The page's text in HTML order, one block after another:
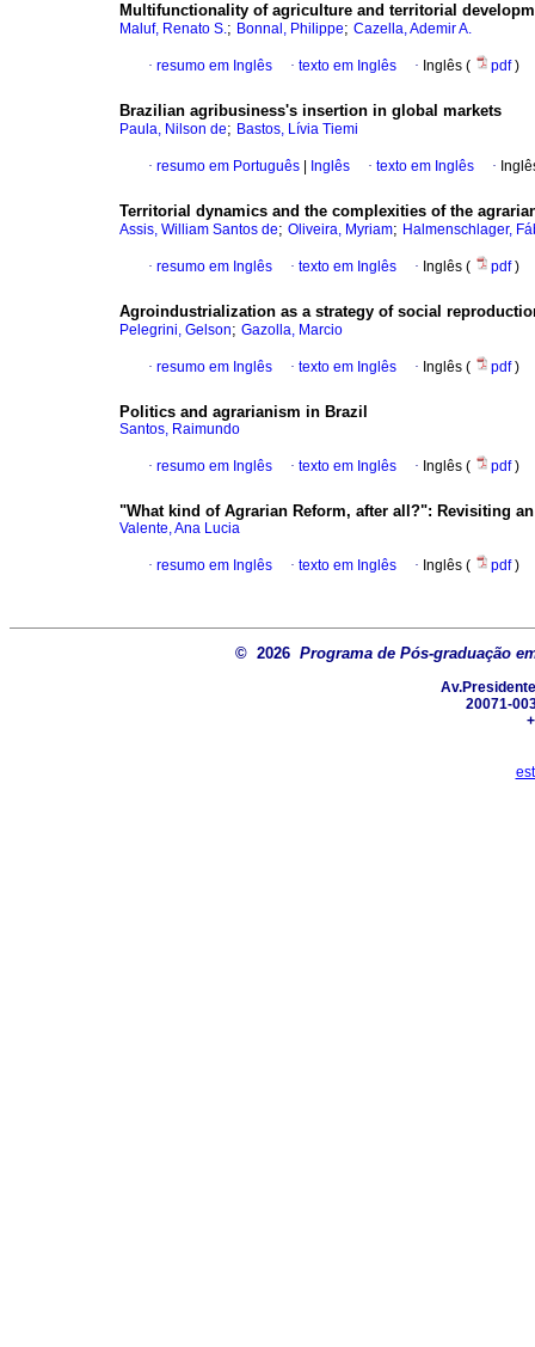
Multifunctionality of agriculture and territorial
Maluf, Renato S.; Bonnal, Philippe; Cazella, Ademir A.
· resumo em Inglês · texto em Inglês · Inglês ( pdf)
Brazilian agribusiness's insertion in global markets
Paula, Nilson de; Bastos, Lívia Tiemi
· resumo em Português Inglês · texto em Inglês ·
Territorial dynamics and the complexities of the
Assis, William Santos de; Oliveira, Myriam; Halmenschlager,
· resumo em Inglês · texto em Inglês · Inglês ( pdf)
Agroindustrialization as a strategy of social
Pelegrini, Gelson; Gazolla, Marcio
· resumo em Inglês · texto em Inglês · Inglês ( pdf)
Politics and agrarianism in Brazil
Santos, Raimundo
· resumo em Inglês · texto em Inglês · Inglês ( pdf)
"What kind of Agrarian Reform, after all?": Revisiting
Valente, Ana Lucia
· resumo em Inglês · texto em Inglês · Inglês ( pdf)
© 2026 Programa de Pós-graduação
20071-